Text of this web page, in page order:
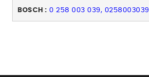
BOSCH : 0 258 003 039, 0258003039